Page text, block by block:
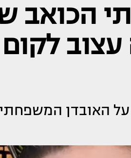
הכואב
האובדן